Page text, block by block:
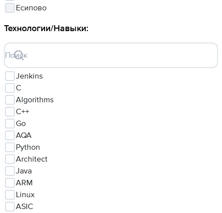
Есипово
Технологии/Навыки:
Поиск
Jenkins
C
Algorithms
C++
Go
AQA
Python
Architect
Java
ARM
Linux
ASIC